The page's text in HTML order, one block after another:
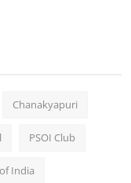
Chanakyapuri
PSOI Club
India